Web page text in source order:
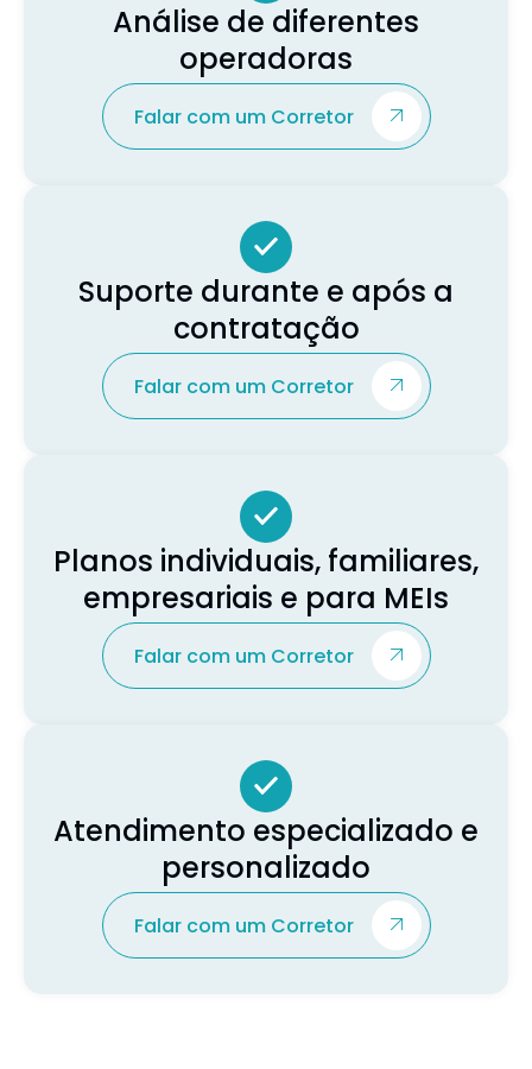
Análise de diferentes
operadoras
Falar com um Corretor
Suporte durante e após a
contratação
Falar com um Corretor
Planos individuais, familiares,
empresariais e para MEIs
Falar com um Corretor
Atendimento especializado e
personalizado
Falar com um Corretor